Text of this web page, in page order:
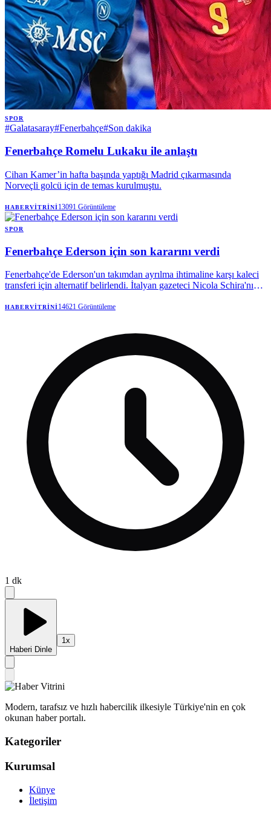
SPOR
#Galatasaray#Fenerbahçe#Son dakika
Fenerbahçe Romelu Lukaku ile anlaştı
Cihan Kamer’in hafta başında yaptığı Madrid çıkarmasında
Norveçli golcü için de temas kurulmuştu.
HABERVITRINI13091 Görüntüleme
SPOR
Fenerbahçe Ederson için son kararını verdi
Fenerbahçe'de Ederson'un takımdan ayrılma ihtimaline karşı kaleci
transferi için alternatif belirlendi. İtalyan gazeteci Nicola Schira'nın
Milinkovic-Savic için bilgi aldı.
HABERVITRINI14621 Görüntüleme
1 dk
Haberi Dinle
1x
Modern, tarafsız ve hızlı habercilik ilkesiyle Türkiye'nin en çok
okunan haber portalı.
Kategoriler
Kurumsal
Künye
İletişim